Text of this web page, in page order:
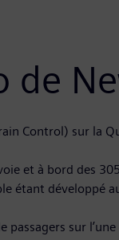
de
Control) sur la
et à bord des
étant développé
sur